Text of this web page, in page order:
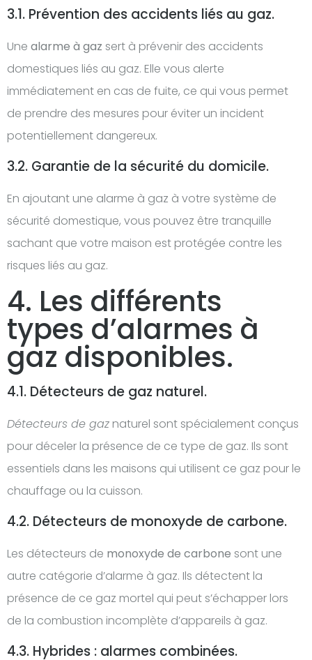
3.1. Prévention des accidents liés au gaz.
Une alarme à gaz sert à prévenir des accidents
domestiques liés au gaz. Elle vous alerte
immédiatement en cas de fuite, ce qui vous permet
de prendre des mesures pour éviter un incident
potentiellement dangereux.
3.2. Garantie de la sécurité du domicile.
En ajoutant une alarme à gaz à votre système de
sécurité domestique, vous pouvez être tranquille
sachant que votre maison est protégée contre les
risques liés au gaz.
4. Les différents
types d’alarmes à
gaz disponibles.
4.1. Détecteurs de gaz naturel.
Détecteurs de gaz naturel sont spécialement conçus
pour déceler la présence de ce type de gaz. Ils sont
essentiels dans les maisons qui utilisent ce gaz pour le
chauffage ou la cuisson.
4.2. Détecteurs de monoxyde de carbone.
Les détecteurs de monoxyde de carbone sont une
autre catégorie d’alarme à gaz. Ils détectent la
présence de ce gaz mortel qui peut s’échapper lors
de la combustion incomplète d’appareils à gaz.
4.3. Hybrides : alarmes combinées.